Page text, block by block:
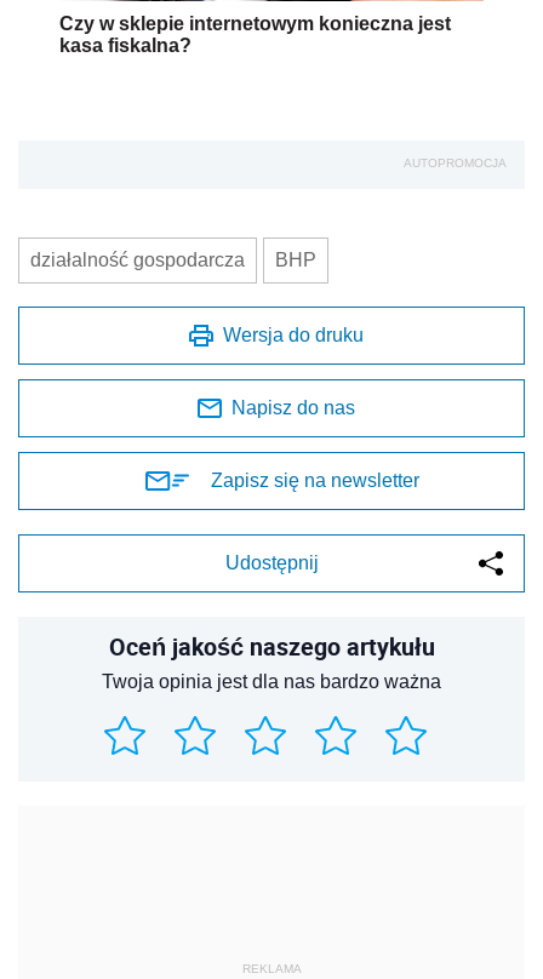
Czy w sklepie internetowym konieczna jest
kasa fiskalna?
AUTOPROMOCJA
działalność gospodarcza BHP
Wersja do druku
Napisz do nas
Zapisz się na newsletter
Udostępnij
Oceń jakość naszego artykułu
Twoja opinia jest dla nas bardzo ważna
REKLAMA